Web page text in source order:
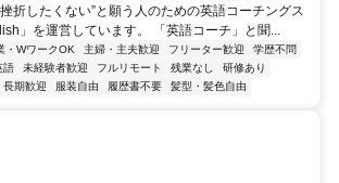
折したくない”と願う人のための英語コーチングス
」を運営しています。 「英語コーチ」と聞...
・WワークOK 主婦・主夫歓迎 フリーター歓迎
学歴不問
語 未経験者歓迎 フルリモート 残業なし
研修あり
長期歓迎 服装自由 履歴書不要 髪型・髪色自由